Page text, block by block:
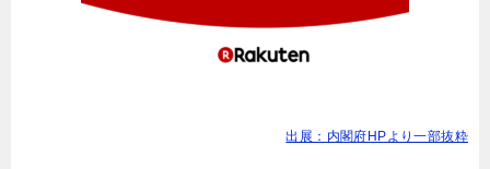
出展：内閣府HPより一部抜粋